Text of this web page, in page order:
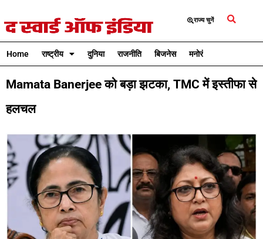
राज्य चुनें
Home राष्ट्रीय दुनिया राजनीति बिजनेस मनोरंजन
Mamata Banerjee को बड़ा झटका, TMC में इस्तीफा से
हलचल